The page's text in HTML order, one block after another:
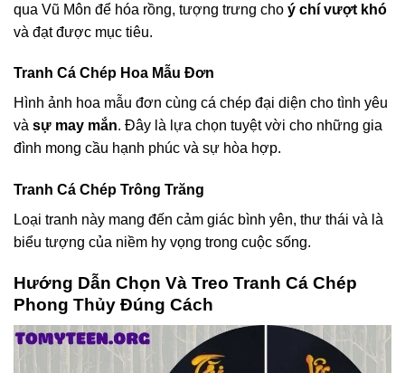
qua Vũ Môn để hóa rồng, tượng trưng cho ý chí vượt khó
và đạt được mục tiêu.
Tranh Cá Chép Hoa Mẫu Đơn
Hình ảnh hoa mẫu đơn cùng cá chép đại diện cho tình yêu
và sự may mắn. Đây là lựa chọn tuyệt vời cho những gia
đình mong cầu hạnh phúc và sự hòa hợp.
Tranh Cá Chép Trông Trăng
Loại tranh này mang đến cảm giác bình yên, thư thái và là
biểu tượng của niềm hy vọng trong cuộc sống.
Hướng Dẫn Chọn Và Treo Tranh Cá Chép
Phong Thủy Đúng Cách